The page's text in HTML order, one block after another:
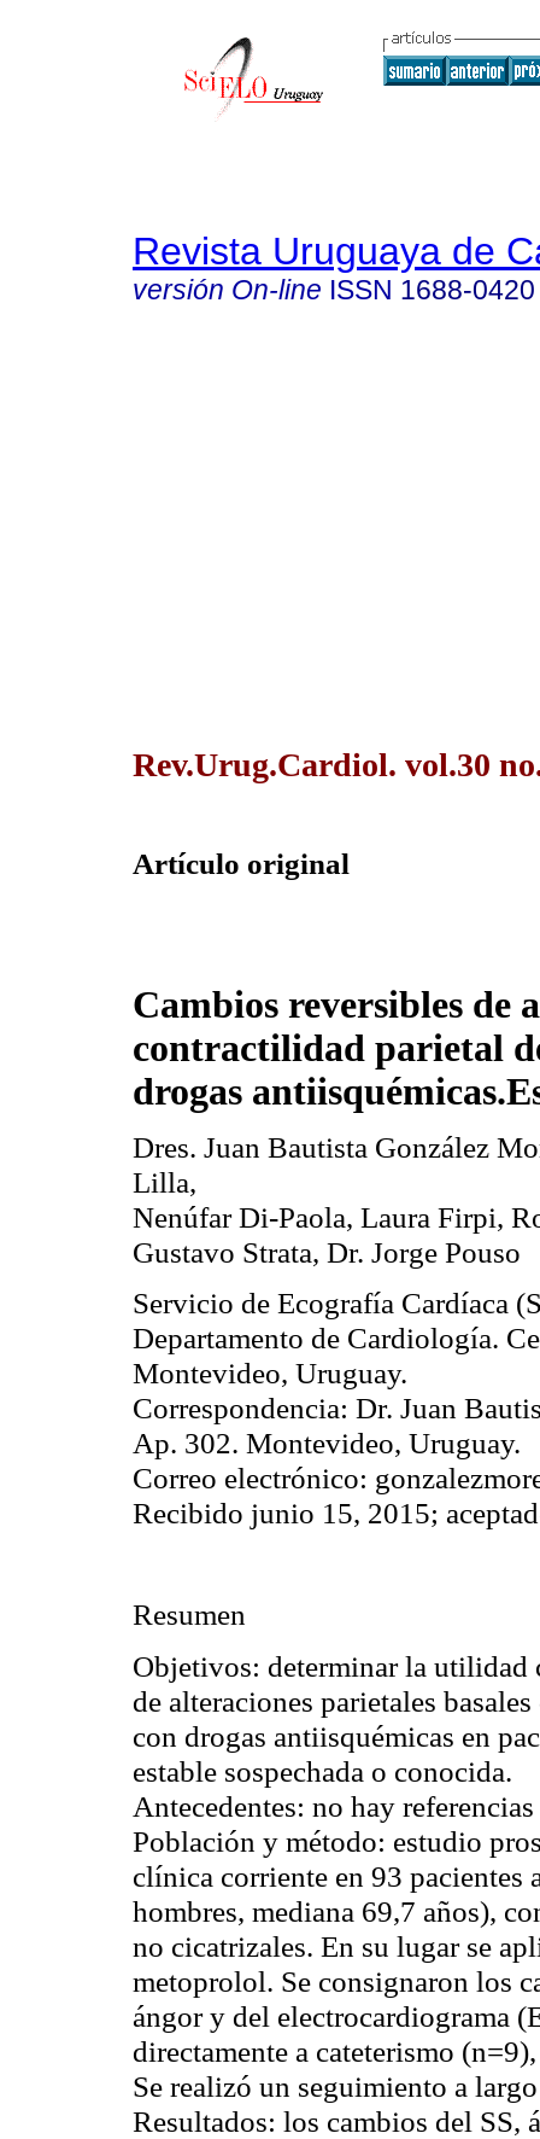
Revista Uruguaya de
versión On-line ISSN 1688-0420
Rev.Urug.Cardiol. vol.30
Artículo original
Cambios reversibles de
contractilidad parietal
drogas
Dres. Juan Bautista González
Lilla,
Nenúfar Di-Paola, Laura Firpi,
Gustavo Strata, Dr. Jorge Pouso
Servicio de Ecografía Cardíaca
Departamento de Cardiología.
Montevideo, Uruguay.
Correspondencia: Dr. Juan
Ap. 302. Montevideo, Uruguay.
Correo electrónico:
Recibido junio 15, 2015;
Resumen
Objetivos: determinar la
de alteraciones parietales basales
con drogas antiisquémicas en
estable sospechada o conocida.
Antecedentes: no hay
Población y método: estudio
clínica corriente en 93
hombres, mediana 69,7 años),
no cicatrizales. En su lugar se
metoprolol. Se consignaron los
ángor y del electrocardiograma
directamente a cateterismo
Se realizó un seguimiento a
Resultados: los cambios del SS,